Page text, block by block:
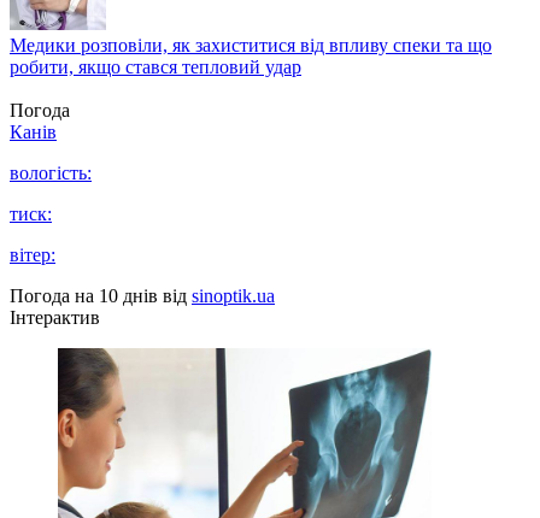
Медики розповіли, як захиститися від впливу спеки та що
робити, якщо стався тепловий удар
Погода
Канів
вологість:
тиск:
вітер:
Погода на 10 днів від sinoptik.ua
Інтерактив